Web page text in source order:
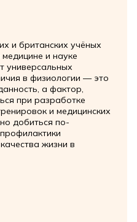
и британских учёных
и науке
универсальных
в физиологии — это
а фактор,
при разработке
и медицинских
добиться по-
жизни в